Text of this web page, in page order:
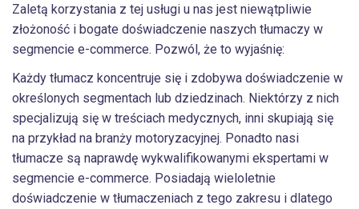
Zaletą korzystania z tej usługi u nas jest niewątpliwie
złożoność i bogate doświadczenie naszych tłumaczy w
segmencie e-commerce. Pozwól, że to wyjaśnię:
Każdy tłumacz koncentruje się i zdobywa doświadczenie w
określonych segmentach lub dziedzinach. Niektórzy z nich
specjalizują się w treściach medycznych, inni skupiają się
na przykład na branży motoryzacyjnej. Ponadto nasi
tłumacze są naprawdę wykwalifikowanymi ekspertami w
segmencie e-commerce. Posiadają wieloletnie
doświadczenie w tłumaczeniach z tego zakresu i dlatego